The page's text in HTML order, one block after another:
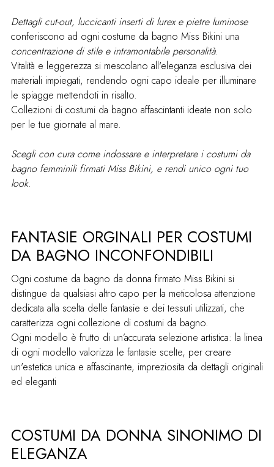
Dettagli cut-out, luccicanti inserti di lurex e pietre luminose
conferiscono ad ogni costume da bagno Miss Bikini una
concentrazione di stile e intramontabile personalità.
Vitalità e leggerezza si mescolano all'eleganza esclusiva dei
materiali impiegati, rendendo ogni capo ideale per illuminare
le spiagge mettendoti in risalto.
Collezioni di costumi da bagno affascintanti ideate non solo
per le tue giornate al mare.
Scegli con cura come indossare e interpretare i costumi da
bagno femminili firmati Miss Bikini, e rendi unico ogni tuo
look.
FANTASIE ORGINALI PER COSTUMI
DA BAGNO INCONFONDIBILI
Ogni costume da bagno da donna firmato Miss Bikini si
distingue da qualsiasi altro capo per la meticolosa attenzione
dedicata alla scelta delle fantasie e dei tessuti utilizzati, che
caratterizza ogni collezione di costumi da bagno.
Ogni modello è frutto di un’accurata selezione artistica: la linea
di ogni modello valorizza le fantasie scelte, per creare
un'estetica unica e affascinante, impreziosita da dettagli originali
ed eleganti
COSTUMI DA DONNA SINONIMO DI
ELEGANZA